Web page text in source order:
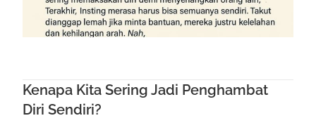
Kenapa Kita Sering Jadi Penghambat
Diri Sendiri?